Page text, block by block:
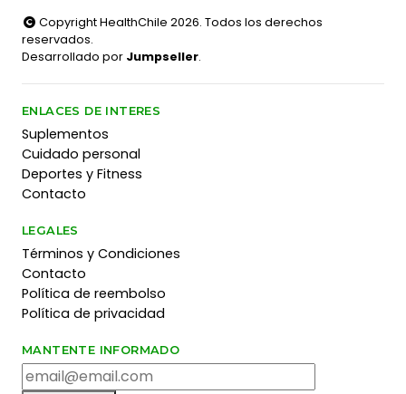
Copyright HealthChile 2026. Todos los derechos
reservados.
Desarrollado por Jumpseller.
ENLACES DE INTERES
Suplementos
Cuidado personal
Deportes y Fitness
Contacto
LEGALES
Términos y Condiciones
Contacto
Política de reembolso
Política de privacidad
MANTENTE INFORMADO